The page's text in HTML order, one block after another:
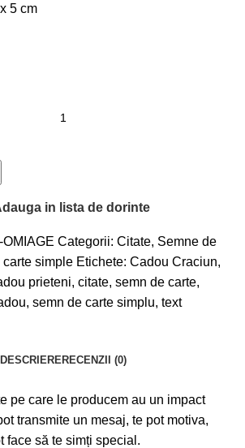
5 cm
in lista de dorinte
Categorii: Citate, Semne de
carte simple Etichete: Cadou Craciun,
prieteni, citate, semn de carte,
, semn de carte simplu, text
DESCRIERE RECENZII (0)
pe care le producem au un impact
transmite un mesaj, te pot motiva,
face să te simți special.